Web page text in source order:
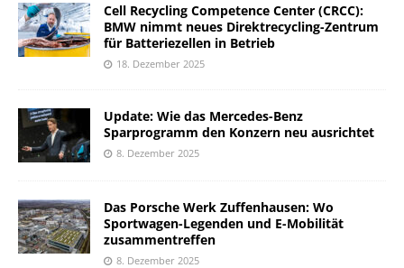
Cell Recycling Competence Center (CRCC):
BMW nimmt neues Direktrecycling-Zentrum
für Batteriezellen in Betrieb
18. Dezember 2025
Update: Wie das Mercedes-Benz
Sparprogramm den Konzern neu ausrichtet
8. Dezember 2025
Das Porsche Werk Zuffenhausen: Wo
Sportwagen-Legenden und E-Mobilität
zusammentreffen
8. Dezember 2025